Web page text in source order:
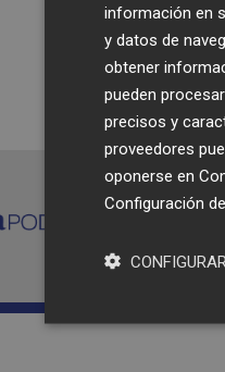
información en
y datos de
obtener
pueden
precisos y
proveedores
oponerse en
Configuración
CONFIGURAR